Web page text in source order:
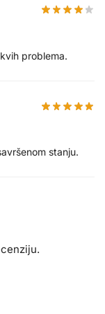
problema.
stanju.